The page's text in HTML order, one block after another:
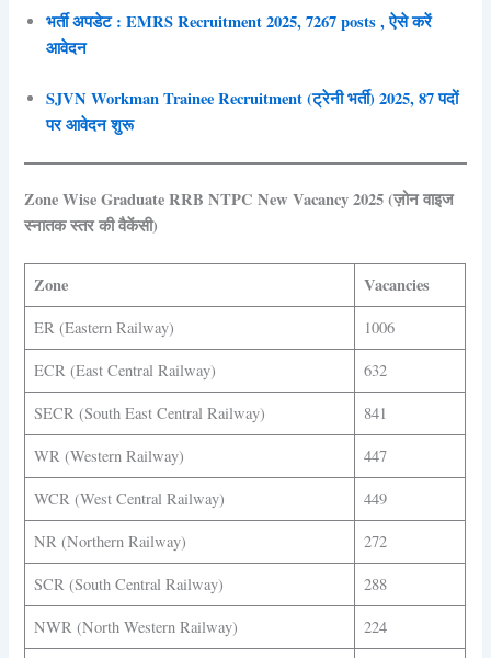
भर्ती अपडेट : EMRS Recruitment 2025, 7267 posts , ऐसे करें
आवेदन
SJVN Workman Trainee Recruitment (ट्रेनी भर्ती) 2025, 87 पदों
पर आवेदन शुरू
Zone Wise Graduate RRB NTPC New Vacancy 2025 (ज़ोन वाइज
स्नातक स्तर की वैकेंसी)
Zone Vacancies
ER (Eastern Railway) 1006
ECR (East Central Railway) 632
SECR (South East Central Railway) 841
WR (Western Railway) 447
WCR (West Central Railway) 449
NR (Northern Railway) 272
SCR (South Central Railway) 288
NWR (North Western Railway) 224